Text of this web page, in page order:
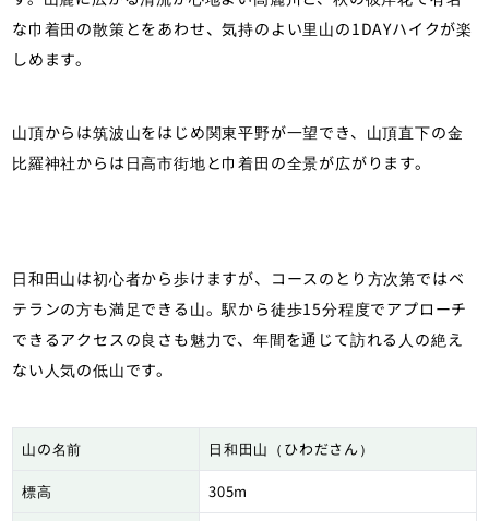
な巾着田の散策とをあわせ、気持のよい里山の1DAYハイクが楽
しめます。
山頂からは筑波山をはじめ関東平野が一望でき、山頂直下の金
比羅神社からは日高市街地と巾着田の全景が広がります。
日和田山は初心者から歩けますが、コースのとり方次第ではベ
テランの方も満足できる山。駅から徒歩15分程度でアプローチ
できるアクセスの良さも魅力で、年間を通じて訪れる人の絶え
ない人気の低山です。
山の名前 日和田山（ひわださん）
標高 305m